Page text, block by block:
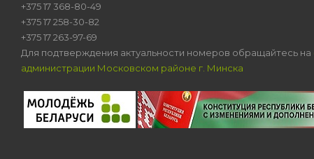
+375 17 368-80-49
+375 17 258-30-82
+375 17 263-97-69
Для подтверждения актуальности номеров обращайтесь на
администрации Московском районе г. Минска